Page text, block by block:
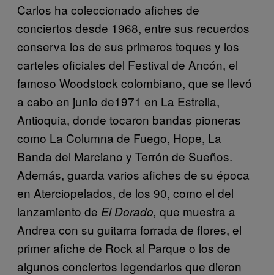
Carlos ha coleccionado afiches de
conciertos desde 1968, entre sus recuerdos
conserva los de sus primeros toques y los
carteles oficiales del Festival de Ancón, el
famoso Woodstock colombiano, que se llevó
a cabo en junio de1971 en La Estrella,
Antioquia, donde tocaron bandas pioneras
como La Columna de Fuego, Hope, La
Banda del Marciano y Terrón de Sueños.
Además, guarda varios afiches de su época
en Aterciopelados, de los 90, como el del
lanzamiento de El Dorado, que muestra a
Andrea con su guitarra forrada de flores, el
primer afiche de Rock al Parque o los de
algunos conciertos legendarios que dieron